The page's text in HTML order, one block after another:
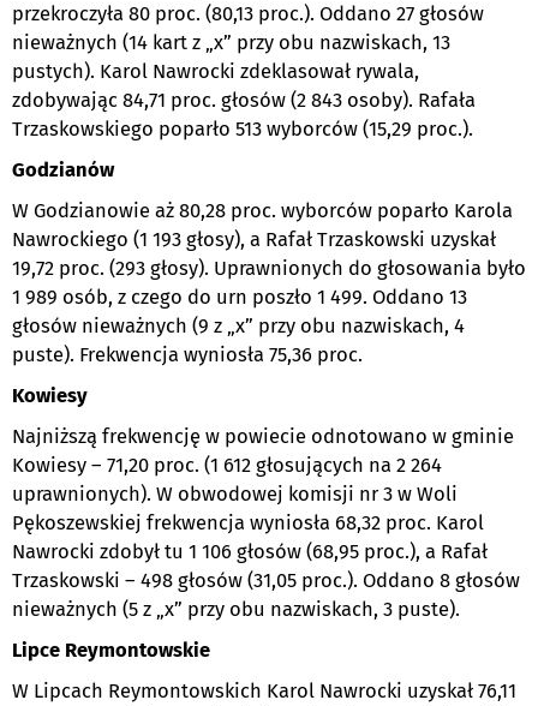
przekroczyła 80 proc. (80,13 proc.). Oddano 27 głosów
nieważnych (14 kart z „x” przy obu nazwiskach, 13
pustych). Karol Nawrocki zdeklasował rywala,
zdobywając 84,71 proc. głosów (2 843 osoby). Rafała
Trzaskowskiego poparło 513 wyborców (15,29 proc.).
Godzianów
W Godzianowie aż 80,28 proc. wyborców poparło Karola
Nawrockiego (1 193 głosy), a Rafał Trzaskowski uzyskał
19,72 proc. (293 głosy). Uprawnionych do głosowania było
1 989 osób, z czego do urn poszło 1 499. Oddano 13
głosów nieważnych (9 z „x” przy obu nazwiskach, 4
puste). Frekwencja wyniosła 75,36 proc.
Kowiesy
Najniższą frekwencję w powiecie odnotowano w gminie
Kowiesy – 71,20 proc. (1 612 głosujących na 2 264
uprawnionych). W obwodowej komisji nr 3 w Woli
Pękoszewskiej frekwencja wyniosła 68,32 proc. Karol
Nawrocki zdobył tu 1 106 głosów (68,95 proc.), a Rafał
Trzaskowski – 498 głosów (31,05 proc.). Oddano 8 głosów
nieważnych (5 z „x” przy obu nazwiskach, 3 puste).
Lipce Reymontowskie
W Lipcach Reymontowskich Karol Nawrocki uzyskał 76,11